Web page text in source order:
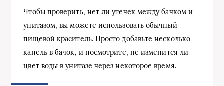
Чтобы проверить, нет ли утечек между бачком и
унитазом, вы можете использовать обычный
пищевой краситель. Просто добавьте несколько
капель в бачок, и посмотрите, не изменится ли
цвет воды в унитазе через некоторое время.